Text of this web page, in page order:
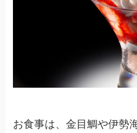
お食事は、金目鯛や伊勢